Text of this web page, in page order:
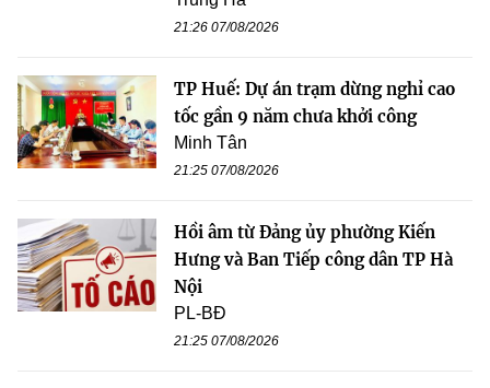
21:26 07/08/2026
TP Huế: Dự án trạm dừng nghỉ cao
tốc gần 9 năm chưa khởi công
Minh Tân
21:25 07/08/2026
Hồi âm từ Đảng ủy phường Kiến
Hưng và Ban Tiếp công dân TP Hà
Nội
PL-BĐ
21:25 07/08/2026